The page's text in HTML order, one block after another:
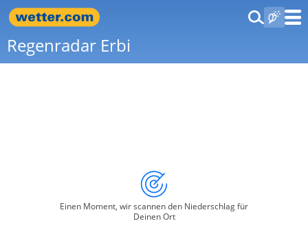
Regenradar Erbi
Einen Moment, wir scannen den Niederschlag für
Deinen Ort